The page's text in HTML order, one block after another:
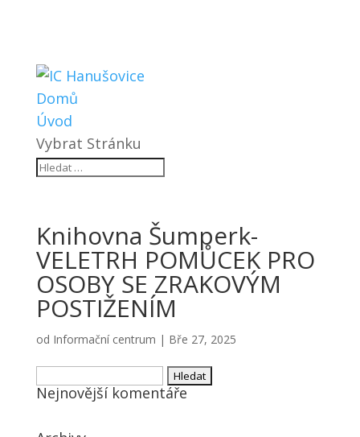
Domů
Úvod
Vybrat Stránku
Knihovna Šumperk-
VELETRH POMŮCEK PRO
OSOBY SE ZRAKOVÝM
POSTIŽENÍM
od Informační centrum | Bře 27, 2025
Vyhledávání
Nejnovější komentáře